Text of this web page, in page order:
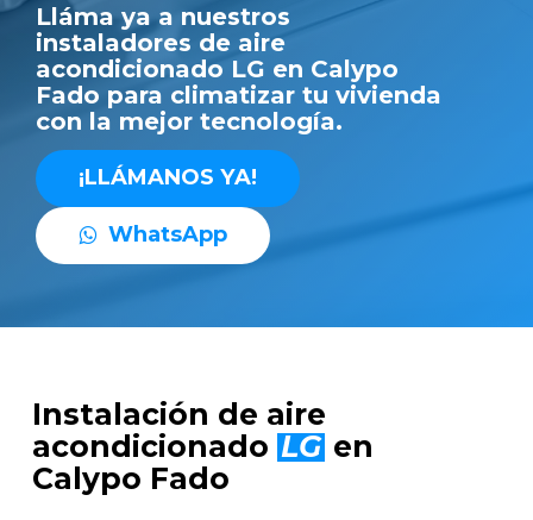
Lláma ya a nuestros
instaladores de aire
acondicionado LG en Calypo
Fado para climatizar tu vivienda
con la mejor tecnología.
¡LLÁMANOS YA!
WhatsApp
Instalación de aire
acondicionado LG en
Calypo Fado